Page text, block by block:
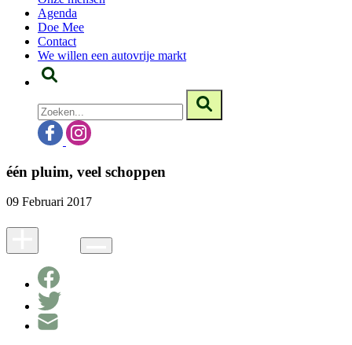
Agenda
Doe Mee
Contact
We willen een autovrije markt
één pluim, veel schoppen
09 Februari 2017